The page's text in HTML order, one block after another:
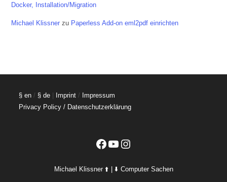
Docker, Installation/Migration
Michael Klissner zu Paperless Add-on eml2pdf einrichten
§ en / § de Imprint / Impressum
Privacy Policy / Datenschutzerklärung
Facebook
YouTubeInstagram
Michael Klissner ⬆️ | ⬇️ Computer Sachen